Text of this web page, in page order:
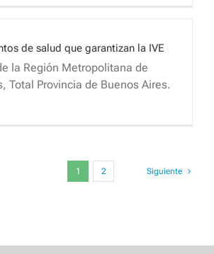
de salud que garantizan la IVE
la Región Metropolitana de
Total Provincia de Buenos Aires.
1 2 Siguiente